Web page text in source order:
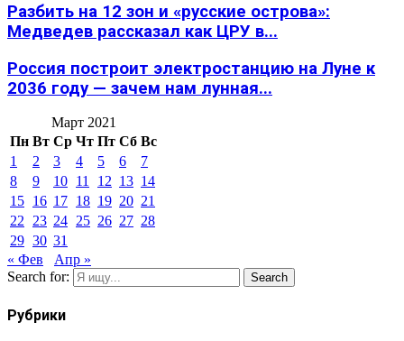
Разбить на 12 зон и «русские острова»:
Медведев рассказал как ЦРУ в...
Россия построит электростанцию на Луне к
2036 году — зачем нам лунная...
Март 2021
Пн Вт Ср Чт Пт Сб Вс
1
2 3 4 5 6
7
8
9 10 11 12 13 14
15 16 17 18 19 20 21
22 23 24 25 26 27 28
29 30 31
« Фев
Апр »
Search for:
Search
Рубрики